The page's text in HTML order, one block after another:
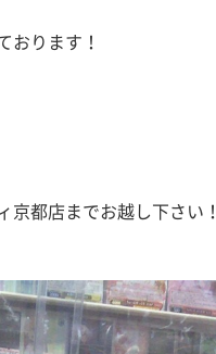
おります！
京都店までお越し下さい！